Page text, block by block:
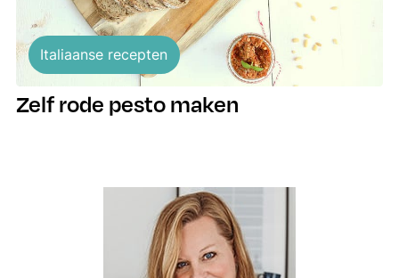
Italiaanse recepten
Zelf rode pesto maken